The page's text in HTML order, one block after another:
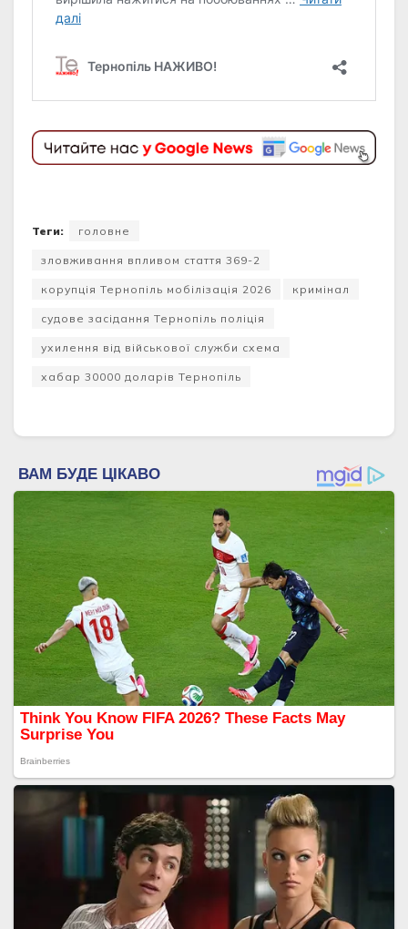
Теги: головне
зловживання впливом стаття 369-2
корупція Тернопіль мобілізація 2026 кримінал
судове засідання Тернопіль поліція
ухилення від військової служби схема
хабар 30000 доларів Тернопіль